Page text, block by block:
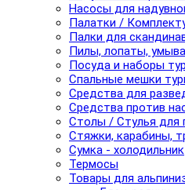
Насосы для
Палатки /
Палки для
Пилы, лопаты,
Посуда и наборы
Спальные мешки
Средства для
Средства против
Столы / Стулья для
Стяжки, карабины,
Сумка - холодильник
Термосы
Товары для